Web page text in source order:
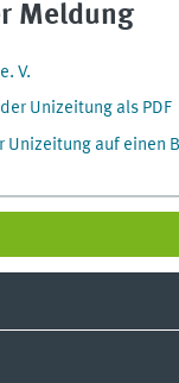
Meldung
V.
Unizeitung als PDF
Unizeitung auf einen